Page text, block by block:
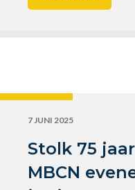
7 JUNI 2025
Stolk 75
MBCN